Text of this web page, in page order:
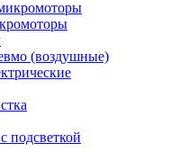
(воздушные)
подсветкой